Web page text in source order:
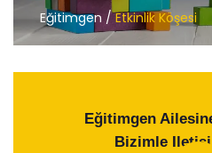
Eğitimgen /Etkinlik Köşesi
Eğitimgen
Bizimle